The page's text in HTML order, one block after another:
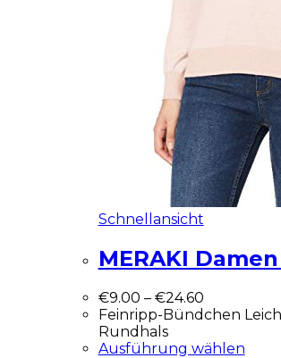
Schnellansicht
MERAKI
€9.00 – €24.60
Feinripp-Bündchen
Rundhals
Ausführung wählen